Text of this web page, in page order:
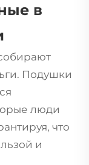
в
Подушки
люди
что
и